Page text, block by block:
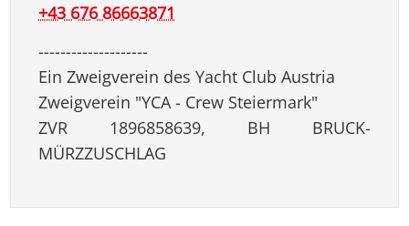
+43 676 86663871
--------------------
Ein Zweigverein des Yacht Club Austria
Zweigverein "YCA - Crew Steiermark"
ZVR 1896858639, BH BRUCK-
MÜRZZUSCHLAG